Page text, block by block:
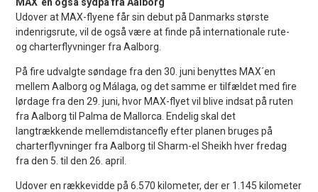
Udover at MAX-flyene får sin debut på Danmarks største
indenrigsrute, vil de også være at finde på internationale rute-
og charterflyvninger fra Aalborg.
På fire udvalgte søndage fra den 30. juni benyttes MAX´en
mellem Aalborg og Málaga, og det samme er tilfældet med fire
lørdage fra den 29. juni, hvor MAX-flyet vil blive indsat på ruten
fra Aalborg til Palma de Mallorca. Endelig skal det
langtrækkende mellemdistancefly efter planen bruges på
charterflyvninger fra Aalborg til Sharm-el Sheikh hver fredag
fra den 5. til den 26. april.
Udover en rækkevidde på 6.570 kilometer, der er 1.145 kilometer